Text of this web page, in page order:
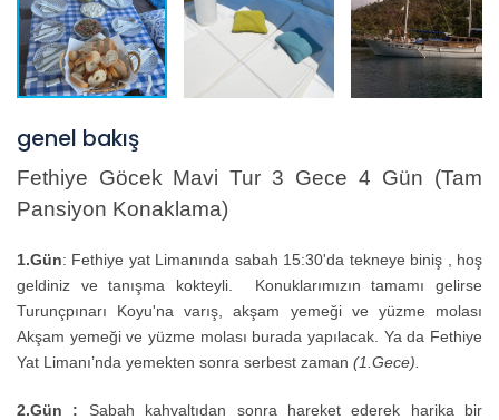
genel bakış
Fethiye Göcek Mavi Tur 3 Gece 4 Gün (Tam
Pansiyon Konaklama)
1.Gün: Fethiye yatLimanında sabah 15:30'da tekneye biniş , hoş
geldiniz ve tanışma kokteyli. Konuklarımızın tamamı gelirse
Turunçpınarı Koyu'na varış, akşam yemeği ve yüzme molası
Akşam yemeği ve yüzme molası burada yapılacak. Ya da Fethiye
Yat Limanı’nda yemekten sonra serbest zaman (1.Gece).
2.Gün : Sabah kahvaltıdan sonra hareket ederek harika bir